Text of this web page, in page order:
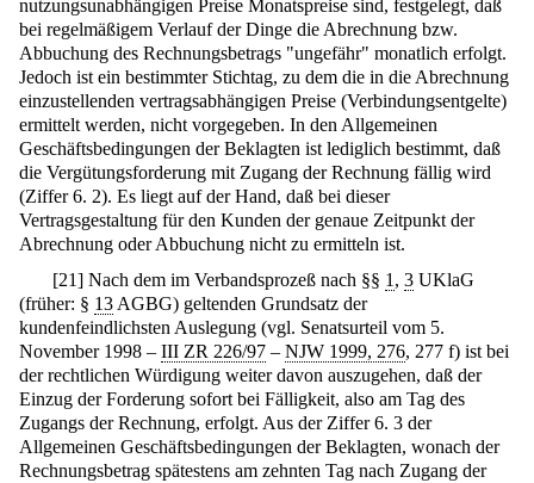
nutzungsunabhängigen Preise Monatspreise sind, festgelegt, daß
bei regelmäßigem Verlauf der Dinge die Abrechnung bzw.
Abbuchung des Rechnungsbetrags "ungefähr" monatlich erfolgt.
Jedoch ist ein bestimmter Stichtag, zu dem die in die Abrechnung
einzustellenden vertragsabhängigen Preise (Verbindungsentgelte)
ermittelt werden, nicht vorgegeben. In den Allgemeinen
Geschäftsbedingungen der Beklagten ist lediglich bestimmt, daß
die Vergütungsforderung mit Zugang der Rechnung fällig wird
(Ziffer 6. 2). Es liegt auf der Hand, daß bei dieser
Vertragsgestaltung für den Kunden der genaue Zeitpunkt der
Abrechnung oder Abbuchung nicht zu ermitteln ist.
[21] Nach dem im Verbandsprozeß nach §§ 1 ,3 UKlaG
(früher: § 13 AGBG) geltenden Grundsatz der
kundenfeindlichsten Auslegung (vgl. Senatsurteil vom 5.
November 1998 – III ZR 226/97 – NJW 1999, 276, 277 f) ist bei
der rechtlichen Würdigung weiter davon auszugehen, daß der
Einzug der Forderung sofort bei Fälligkeit, also am Tag des
Zugangs der Rechnung, erfolgt. Aus der Ziffer 6. 3 der
Allgemeinen Geschäftsbedingungen der Beklagten, wonach der
Rechnungsbetrag spätestens am zehnten Tag nach Zugang der